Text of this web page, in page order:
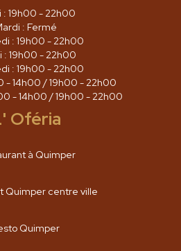
: 19h00 - 22h00
: Fermé
: 19h00 - 22h00
: 19h00 - 22h00
: 19h00 - 22h00
- 14h00 / 19h00 - 22h00
- 14h00 / 19h00 - 22h00
Oféria
à Quimper
Quimper centre ville
Quimper